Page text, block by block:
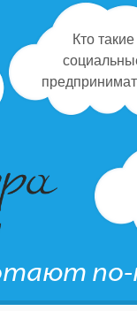
Кто такие